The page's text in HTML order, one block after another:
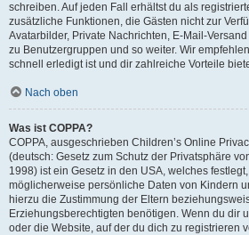
schreiben. Auf jeden Fall erhältst du als
zusätzliche Funktionen, die Gästen nicht zur
Avatarbilder, Private Nachrichten, E-Mail-
zu Benutzergruppen und so weiter. Wir
schnell erledigt ist und dir zahlreiche Vorteile
Nach oben
Was ist COPPA?
COPPA, ausgeschrieben Children’s Online
(deutsch: Gesetz zum Schutz der Privatsphäre
1998) ist ein Gesetz in den USA, welches
möglicherweise persönliche Daten von Kindern
hierzu die Zustimmung der Eltern
Erziehungsberechtigten benötigen. Wenn du dir
oder die Website, auf der du dich zu registrieren